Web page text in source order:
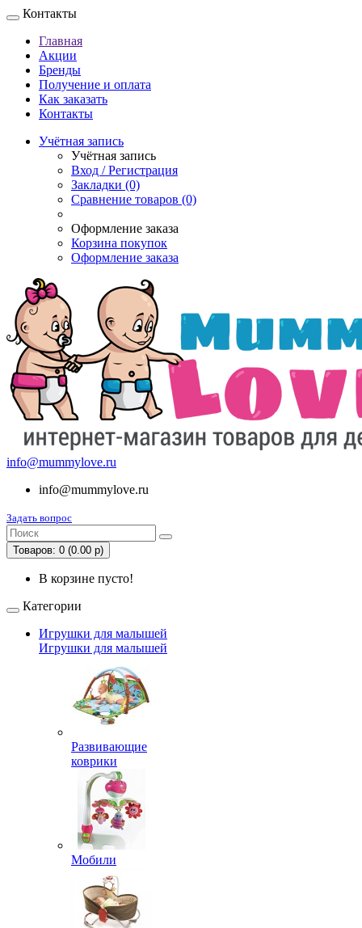
Контакты
Главная
Акции
Бренды
Получение и оплата
Как заказать
Контакты
Учётная запись
Учётная запись
Вход / Регистрация
Закладки (0)
Сравнение товаров (0)
Оформление заказа
Корзина покупок
Оформление заказа
info@mummylove.ru
info@mummylove.ru
Задать вопрос
Товаров: 0 (0.00 р)
В корзине пусто!
Категории
Игрушки для малышей
Игрушки для малышей
Развивающие
коврики
Мобили